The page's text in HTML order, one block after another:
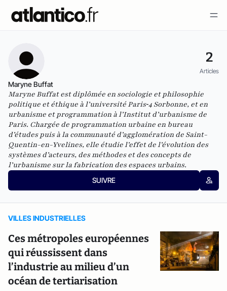
2
Articles
Maryne Buffat
Maryne Buffat est diplômée en sociologie et philosophie
politique et éthique à l’université Paris‑4 Sorbonne, et en
urbanisme et programmation à l’Institut d’urbanisme de
Paris. Chargée de programmation urbaine en bureau
d’études puis à la communauté d’agglomération de Saint-
Quentin-en-Yvelines, elle étudie l’effet de l’évolution des
systèmes d’acteurs, des méthodes et des concepts de
l’urbanisme sur la fabrication des espaces urbains.
SUIVRE
VILLES INDUSTRIELLES
Ces métropoles européennes
qui réussissent dans
l’industrie au milieu d’un
océan de tertiarisation